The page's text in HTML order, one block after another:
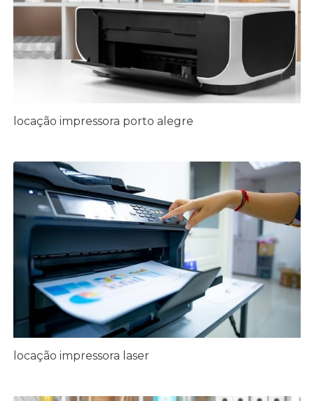
locação impressora porto alegre
locação impressora laser